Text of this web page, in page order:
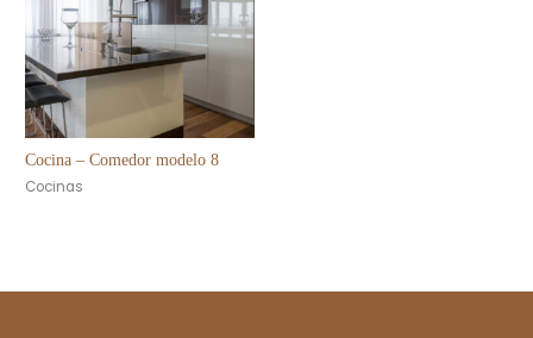
Cocina – Comedor modelo 8
Cocinas